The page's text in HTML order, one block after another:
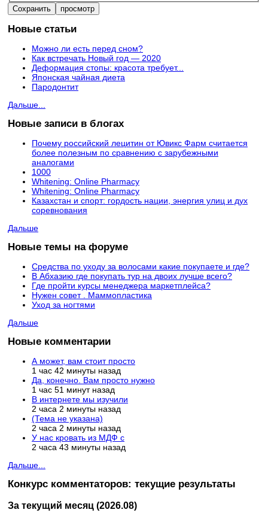
Новые статьи
Можно ли есть перед сном?
Как встречать Новый год — 2020
Деформация стопы: красота требует...
Японская чайная диета
Пародонтит
Дальше...
Новые записи в блогах
Почему российский лецитин от Ювикс Фарм считается
более полезным по сравнению с зарубежными
аналогами
1000
Whitening: Online Pharmacy
Whitening: Online Pharmacy
Казахстан и спорт: гордость нации, энергия улиц и дух
соревнования
Дальше
Новые темы на форуме
Средства по уходу за волосами какие покупаете и где?
В Абхазию где покупать тур на двоих лучше всего?
Где пройти курсы менеджера маркетплейса?
Нужен совет . Маммопластика
Уход за ногтями
Дальше
Новые комментарии
А может, вам стоит просто
1 час 42 минуты назад
Да, конечно. Вам просто нужно
1 час 51 минут назад
В интернете мы изучили
2 часа 2 минуты назад
(Тема не указана)
2 часа 2 минуты назад
У нас кровать из МДФ с
2 часа 43 минуты назад
Дальше...
Конкурс комментаторов: текущие результаты
За текущий месяц (2026.08)